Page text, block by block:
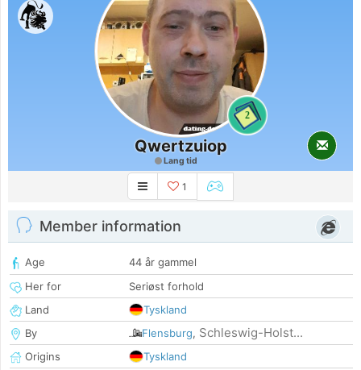
2
Qwertzuiop
Lang tid
1
Member information
Age
44 år gammel
Her for
Seriøst forhold
Land
Tyskland
By
Flensburg, Schleswig-Holst...
Origins
Tyskland